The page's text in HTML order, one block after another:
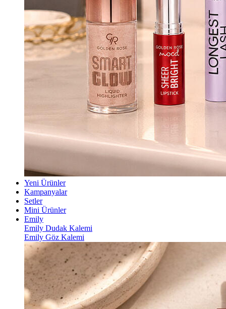
Yeni Ürünler
Kampanyalar
Setler
Mini Ürünler
Emily
Emily Dudak Kalemi
Emily Göz Kalemi